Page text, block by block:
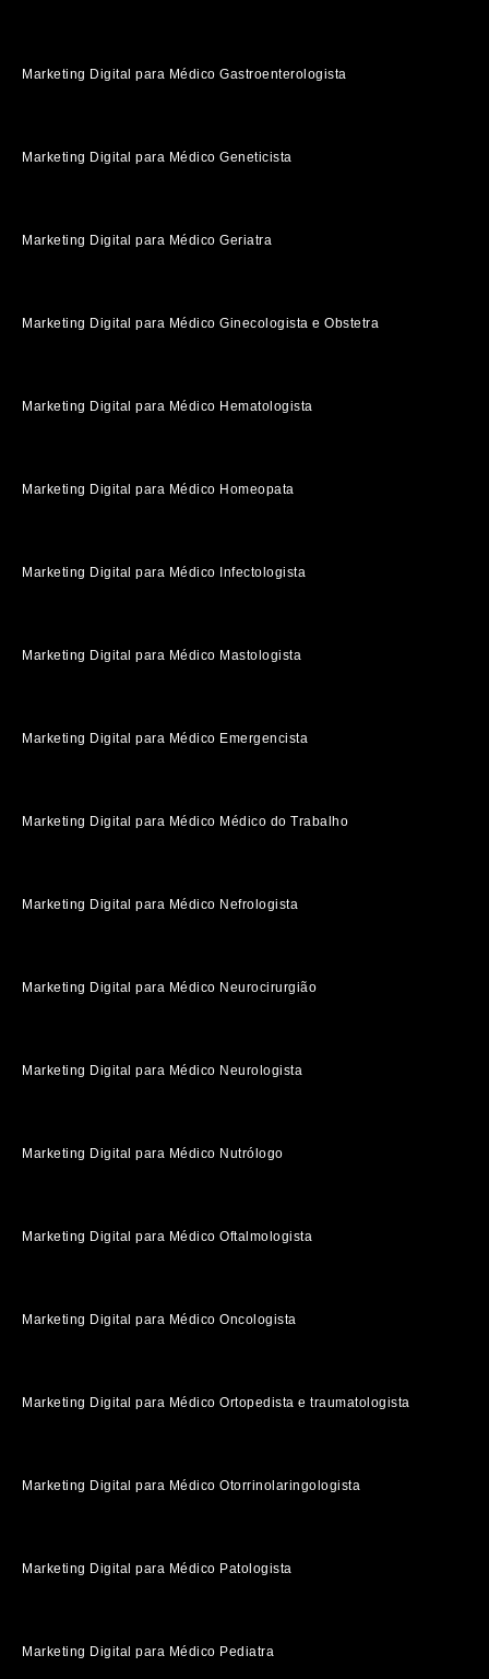
Marketing Digital para Médico Gastroenterologista
Marketing Digital para Médico Geneticista
Marketing Digital para Médico Geriatra
Marketing Digital para Médico Ginecologista e Obstetra
Marketing Digital para Médico Hematologista
Marketing Digital para Médico Homeopata
Marketing Digital para Médico Infectologista
Marketing Digital para Médico Mastologista
Marketing Digital para Médico Emergencista
Marketing Digital para Médico Médico do Trabalho
Marketing Digital para Médico Nefrologista
Marketing Digital para Médico Neurocirurgião
Marketing Digital para Médico Neurologista
Marketing Digital para Médico Nutrólogo
Marketing Digital para Médico Oftalmologista
Marketing Digital para Médico Oncologista
Marketing Digital para Médico Ortopedista e traumatologista
Marketing Digital para Médico Otorrinolaringologista
Marketing Digital para Médico Patologista
Marketing Digital para Médico Pediatra